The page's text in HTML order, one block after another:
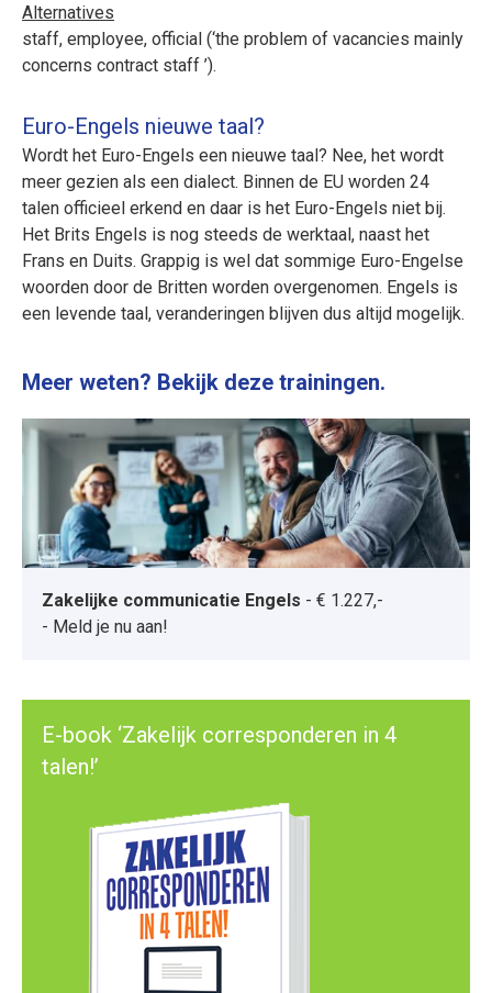
Alternatives
staff, employee, official (‘the problem of vacancies mainly
concerns contract staff ’).
Euro-Engels nieuwe taal?
Wordt het Euro-Engels een nieuwe taal? Nee, het wordt
meer gezien als een dialect. Binnen de EU worden 24
talen officieel erkend en daar is het Euro-Engels niet bij.
Het Brits Engels is nog steeds de werktaal, naast het
Frans en Duits. Grappig is wel dat sommige Euro-Engelse
woorden door de Britten worden overgenomen. Engels is
een levende taal, veranderingen blijven dus altijd mogelijk.
Meer weten? Bekijk deze trainingen.
Zakelijke communicatie Engels - € 1.227,-
- Meld je nu aan!
E-book ‘Zakelijk corresponderen in 4
talen!’